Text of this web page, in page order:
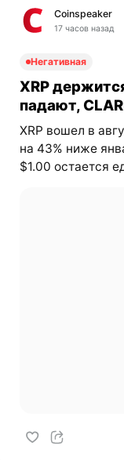
Coinspeaker
17 часов назад
Негативная
XRP
падают,
XRP вошел в
на 43% ниже
$1.00 остается